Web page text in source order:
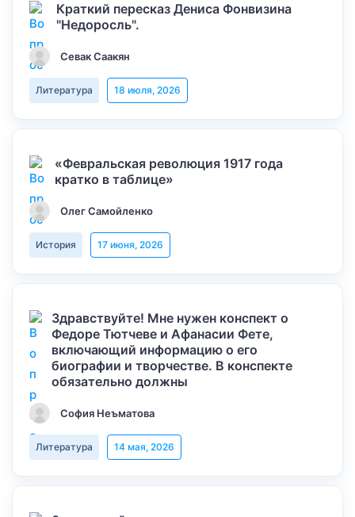
Краткий пересказ Дениса Фонвизина
"Недоросль".
Севак Саакян
Литература 18 июля, 2026
«Февральская революция 1917 года
кратко в таблице»
Олег Самойленко
История 17 июня, 2026
Здравствуйте! Мне нужен конспект о
Федоре Тютчеве и Афанасии Фете,
включающий информацию о его
биографии и творчестве. В конспекте
обязательно должны
София Неъматова
Литература 14 мая, 2026